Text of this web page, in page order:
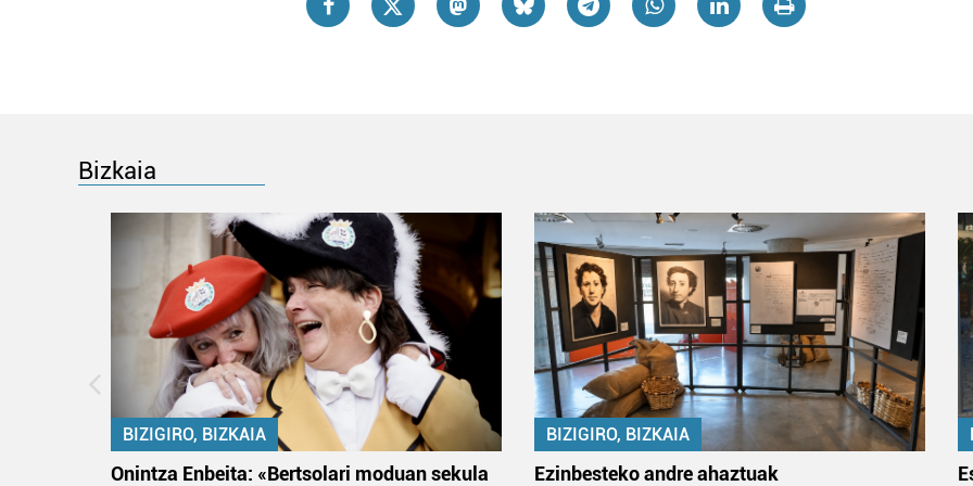
Bizkaia
BIZIGIRO, BIZKAIA
Onintza Enbeita: «Bertsolari moduan sekula
BIZIGIRO, BIZKAIA
Ezinbesteko andre ahaztuak